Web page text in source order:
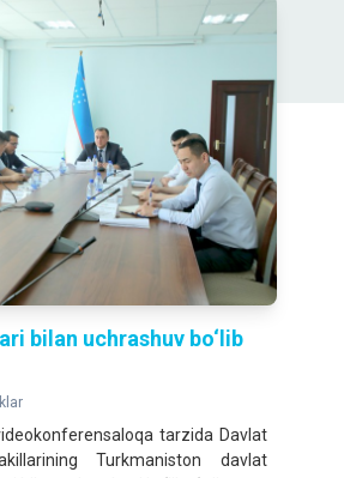
bilan uchrashuv bo‘lib
tarzida Davlat
Turkmaniston davlat